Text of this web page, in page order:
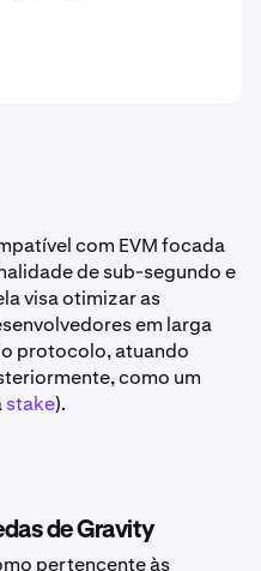
com EVM focada
de sub-segundo e
visa otimizar as
em larga
protocolo, atuando
como um
stake).
de Gravity
pertencente às